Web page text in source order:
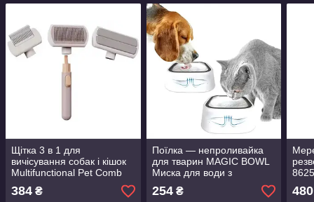
Щітка 3 в 1 для
вичісування собак і кішок
Multifunctional Pet Comb
384 ₴
Поїлка — непроливайка
для тварин MAGIC BOWL
Миска для води з
плавальним диском проти
бризок
254₴
4-
480